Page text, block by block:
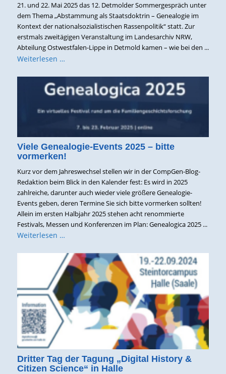
21. und 22. Mai 2025 das 12. Detmolder Sommergespräch unter
dem Thema „Abstammung als Staatsdoktrin – Genealogie im
Kontext der nationalsozialistischen Rassenpolitik“ statt. Zur
erstmals zweitägigen Veranstaltung im Landesarchiv NRW,
Abteilung Ostwestfalen-Lippe in Detmold kamen – wie bei den ...
Weiterlesen …
Viele Genealogie-Events 2025 – bitte
vormerken!
Kurz vor dem Jahreswechsel stellen wir in der CompGen-Blog-
Redaktion beim Blick in den Kalender fest: Es wird in 2025
zahlreiche, darunter auch wieder viele größere Genealogie-
Events geben, deren Termine Sie sich bitte vormerken sollten!
Allein im ersten Halbjahr 2025 stehen acht renommierte
Festivals, Messen und Konferenzen im Plan: Genealogica 2025 ...
Weiterlesen …
Dritter Tag der Tagung „Digital History &
Citizen Science“ in Halle